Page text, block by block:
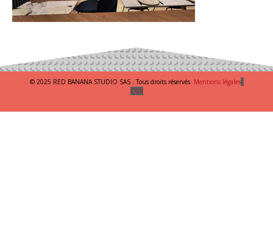
© 2025 RED BANANA STUDIO SAS . Tous droits réservés. Mentions légales–
CGV